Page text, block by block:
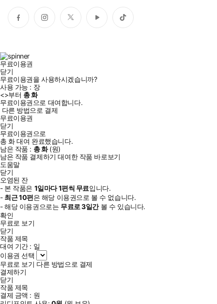
페
이
인
스
트
위
유
튜
틱
톡
무료이용권
닫기
무료이용권을 사용하시겠습니까?
사용 가능 : 장
<>부터 총화
무료이용권으로 대여합니다.
다른 방법으로 결제
무료이용권
닫기
무료이용권으로
총 화대여 완료했습니다.
남은 작품 : 총화(원)
남은 작품 결제하기 대여한 작품 바로보기
도움말
닫기
오염된 잔
- 본 작품은 1일마다1편씩 무료입니다.
- 최근10편은 해당 이용권으로 볼 수 없습니다.
- 해당 이용권으로는 무료로3일간볼 수 있습니다.
확인
무료로 보기
닫기
작품 제목
대여 기간 : 일
이용권 선택
무료로 보기 다른 방법으로 결제
결제하기
닫기
작품 제목
결제 금액 : 원